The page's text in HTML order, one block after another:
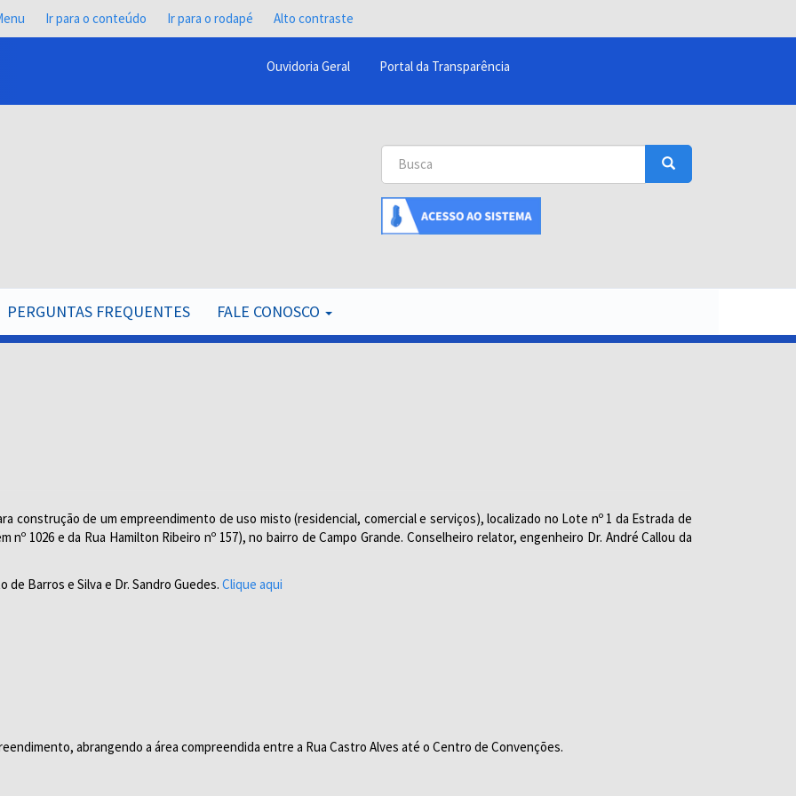
Ir para o conteúdo Ir para o rodapé Alto contraste
Menu
Barra
Ouvidoria Geral Portal da Transparência
Buscar
Busca
Busca
PERGUNTAS FREQUENTES FALE CONOSCO
construção de um empreendimento de uso misto (residencial, comercial e serviços), localizado no Lote nº 1 da Estrada de
1026 e da Rua Hamilton Ribeiro nº 157), no bairro de Campo Grande. Conselheiro relator, engenheiro Dr. André Callou da
Barros e Silva e Dr. Sandro Guedes. Clique aqui
abrangendo a área compreendida entre a Rua Castro Alves até o Centro de Convenções.